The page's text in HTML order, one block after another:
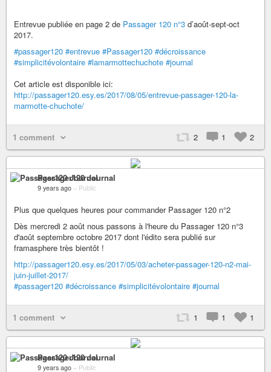
Entrevue publiée en page 2 de Passager 120 n°3 d’août-sept-oct
2017.
#passager120 #entrevue #Passager120 #décroissance
#simplicitévolontaire #lamarmottechuchote #journal
Cet article est disponible ici:
http://passager120.esy.es/2017/08/05/entrevue-passager-120-la-
marmotte-chuchote/
1 comment 2 1 2
Passager120 Journal
9 years ago – Public
Plus que quelques heures pour commander Passager 120 n°2
Dès mercredi 2 août nous passons à l'heure du Passager 120 n°3
d'août septembre octobre 2017 dont l'édito sera publié sur
framasphere très bientôt !
http://passager120.esy.es/2017/05/03/acheter-passager-120-n2-mai-
juin-juillet-2017/
#passager120 #décroissance #simplicitévolontaire #journal
1 comment 1 1 1
Passager120 Journal
9 years ago – Public